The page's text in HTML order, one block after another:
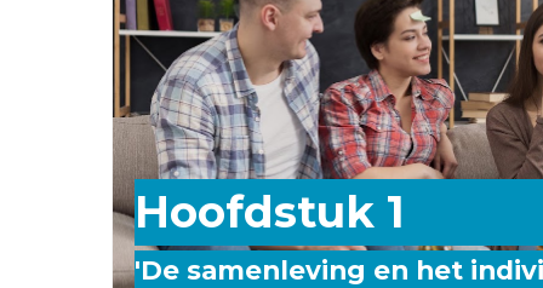
'De samenleving en het
Hoofdstuk 1